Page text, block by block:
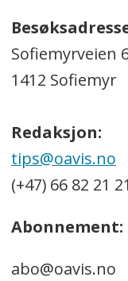
Sofiemyrveien
1412 Sofiemyr
Redaksjon:
tips@oavis.no
(+47) 66 82 21 21
Abonnement:
abo@oavis.no